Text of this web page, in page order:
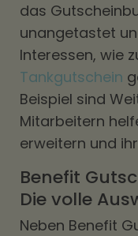
das
unangetastet
Interessen, wie
Tankgutschein
Beispiel sind
Mitarbeitern
erweitern und
Benefit
Die volle
Neben Benefit